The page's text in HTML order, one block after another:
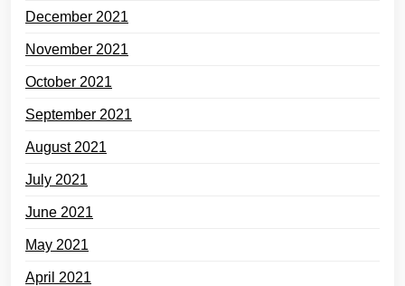
December 2021
November 2021
October 2021
September 2021
August 2021
July 2021
June 2021
May 2021
April 2021